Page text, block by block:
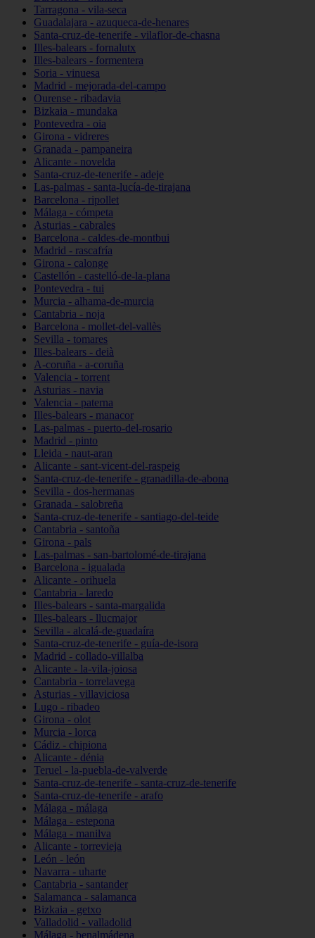
Tarragona - vila-seca
Guadalajara - azuqueca-de-henares
Santa-cruz-de-tenerife - vilaflor-de-chasna
Illes-balears - fornalutx
Illes-balears - formentera
Soria - vinuesa
Madrid - mejorada-del-campo
Ourense - ribadavia
Bizkaia - mundaka
Pontevedra - oia
Girona - vidreres
Granada - pampaneira
Alicante - novelda
Santa-cruz-de-tenerife - adeje
Las-palmas - santa-lucía-de-tirajana
Barcelona - ripollet
Málaga - cómpeta
Asturias - cabrales
Barcelona - caldes-de-montbui
Madrid - rascafría
Girona - calonge
Castellón - castelló-de-la-plana
Pontevedra - tui
Murcia - alhama-de-murcia
Cantabria - noja
Barcelona - mollet-del-vallès
Sevilla - tomares
Illes-balears - deià
A-coruña - a-coruña
Valencia - torrent
Asturias - navia
Valencia - paterna
Illes-balears - manacor
Las-palmas - puerto-del-rosario
Madrid - pinto
Lleida - naut-aran
Alicante - sant-vicent-del-raspeig
Santa-cruz-de-tenerife - granadilla-de-abona
Sevilla - dos-hermanas
Granada - salobreña
Santa-cruz-de-tenerife - santiago-del-teide
Cantabria - santoña
Girona - pals
Las-palmas - san-bartolomé-de-tirajana
Barcelona - igualada
Alicante - orihuela
Cantabria - laredo
Illes-balears - santa-margalida
Illes-balears - llucmajor
Sevilla - alcalá-de-guadaíra
Santa-cruz-de-tenerife - guía-de-isora
Madrid - collado-villalba
Alicante - la-vila-joiosa
Cantabria - torrelavega
Asturias - villaviciosa
Lugo - ribadeo
Girona - olot
Murcia - lorca
Cádiz - chipiona
Alicante - dénia
Teruel - la-puebla-de-valverde
Santa-cruz-de-tenerife - santa-cruz-de-tenerife
Santa-cruz-de-tenerife - arafo
Málaga - málaga
Málaga - estepona
Málaga - manilva
Alicante - torrevieja
León - león
Navarra - uharte
Cantabria - santander
Salamanca - salamanca
Bizkaia - getxo
Valladolid - valladolid
Málaga - benalmádena